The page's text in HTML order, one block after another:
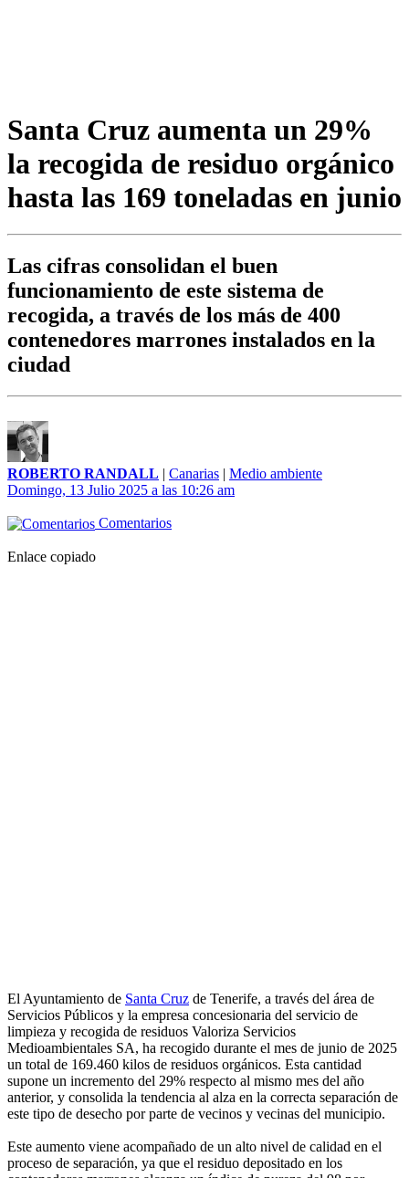
Santa Cruz aumenta un 29%
la recogida de residuo orgánico
hasta las 169 toneladas en junio
Las cifras consolidan el buen
funcionamiento de este sistema de
recogida, a través de los más de 400
contenedores marrones instalados en la
ciudad
ROBERTO RANDALL | Canarias | Medio ambiente
Domingo, 13 Julio 2025 a las 10:26 am
Comentarios
Enlace copiado
El Ayuntamiento de Santa Cruz de Tenerife, a través del área de
Servicios Públicos y la empresa concesionaria del servicio de
limpieza y recogida de residuos Valoriza Servicios
Medioambientales SA, ha recogido durante el mes de junio de 2025
un total de 169.460 kilos de residuos orgánicos. Esta cantidad
supone un incremento del 29% respecto al mismo mes del año
anterior, y consolida la tendencia al alza en la correcta separación de
este tipo de desecho por parte de vecinos y vecinas del municipio.
Este aumento viene acompañado de un alto nivel de calidad en el
proceso de separación, ya que el residuo depositado en los